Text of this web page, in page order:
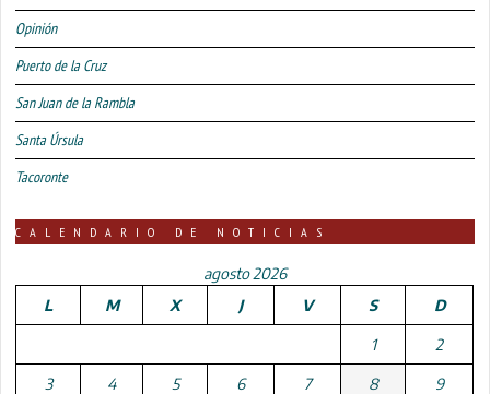
Opinión
Puerto de la Cruz
San Juan de la Rambla
Santa Úrsula
Tacoronte
CALENDARIO DE NOTICIAS
agosto 2026
L
M X J V S D
1 2
3 4 5 6 7 8 9